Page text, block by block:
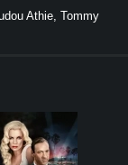
Athie, Tommy